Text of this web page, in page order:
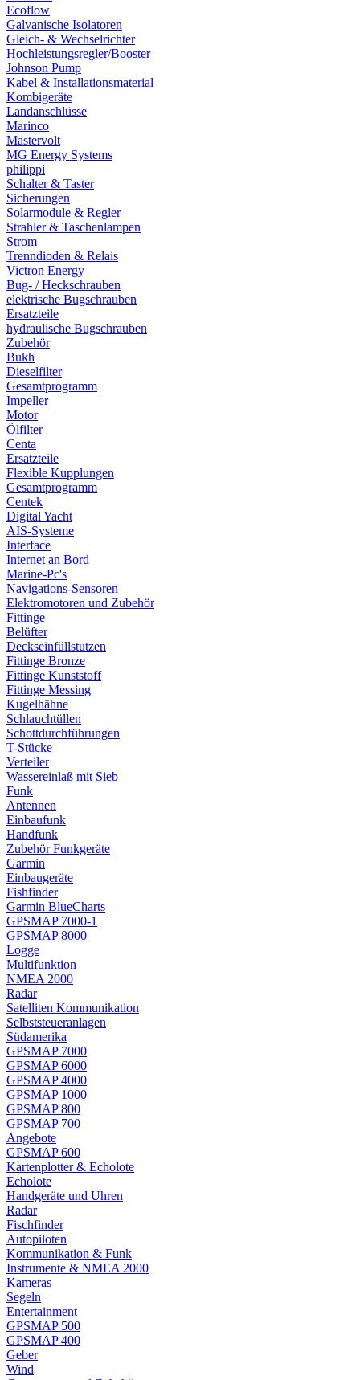
Ecoflow
Galvanische Isolatoren
Gleich- & Wechselrichter
Hochleistungsregler/Booster
Johnson Pump
Kabel & Installationsmaterial
Kombigeräte
Landanschlüsse
Marinco
Mastervolt
MG Energy Systems
philippi
Schalter & Taster
Sicherungen
Solarmodule & Regler
Strahler & Taschenlampen
Strom
Trenndioden & Relais
Victron Energy
Bug- / Heckschrauben
elektrische Bugschrauben
Ersatzteile
hydraulische Bugschrauben
Zubehör
Bukh
Dieselfilter
Gesamtprogramm
Impeller
Motor
Ölfilter
Centa
Ersatzteile
Flexible Kupplungen
Gesamtprogramm
Centek
Digital Yacht
AIS-Systeme
Interface
Internet an Bord
Marine-Pc's
Navigations-Sensoren
Elektromotoren und Zubehör
Fittinge
Belüfter
Deckseinfüllstutzen
Fittinge Bronze
Fittinge Kunststoff
Fittinge Messing
Kugelhähne
Schlauchtüllen
Schottdurchführungen
T-Stücke
Verteiler
Wassereinlaß mit Sieb
Funk
Antennen
Einbaufunk
Handfunk
Zubehör Funkgeräte
Garmin
Einbaugeräte
Fishfinder
Garmin BlueCharts
GPSMAP 7000-1
GPSMAP 8000
Logge
Multifunktion
NMEA 2000
Radar
Satelliten Kommunikation
Selbststeueranlagen
Südamerika
GPSMAP 7000
GPSMAP 6000
GPSMAP 4000
GPSMAP 1000
GPSMAP 800
GPSMAP 700
Angebote
GPSMAP 600
Kartenplotter & Echolote
Echolote
Handgeräte und Uhren
Radar
Fischfinder
Autopiloten
Kommunikation & Funk
Instrumente & NMEA 2000
Kameras
Segeln
Entertainment
GPSMAP 500
GPSMAP 400
Geber
Wind